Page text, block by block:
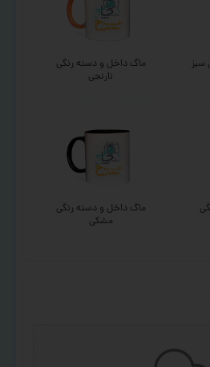
سبز
ماگ داخل و دسته رنگی
نارنجی
ماگ داخل و دسته رنگی
مشکی